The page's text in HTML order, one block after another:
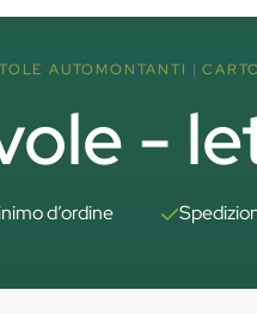
AUTOMONTANTI
-
d’ordine